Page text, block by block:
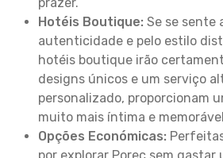
Hotéis Boutique: Se se sente
autenticidade e pelo estilo
hotéis boutique irão
designs únicos e um serviço
personalizado, proporcionam
muito mais íntima e
Opções Económicas: